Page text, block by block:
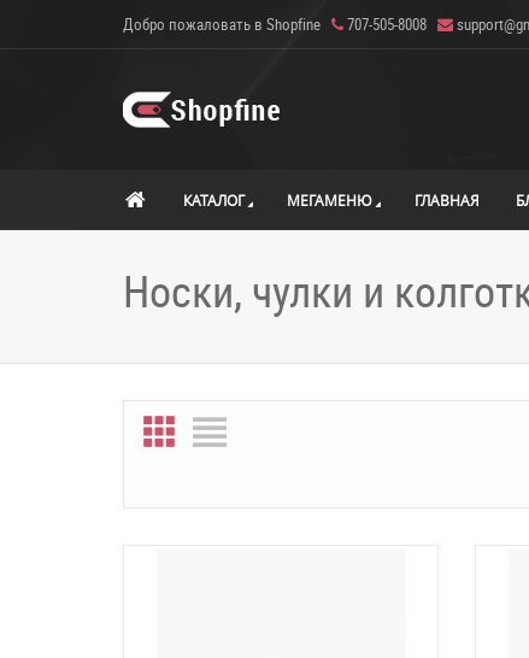
Добро пожаловать в Shopfine 707-505-8008
КАТАЛОГ МЕГАМЕНЮ ГЛАВНАЯ
Носки, чулки и